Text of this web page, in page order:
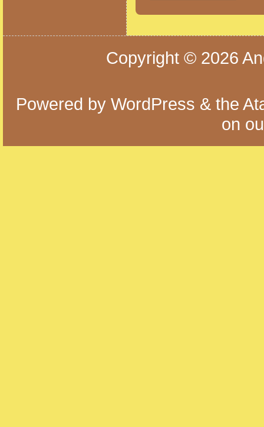
Copyright © 2026
Powered byWordPress & the
on